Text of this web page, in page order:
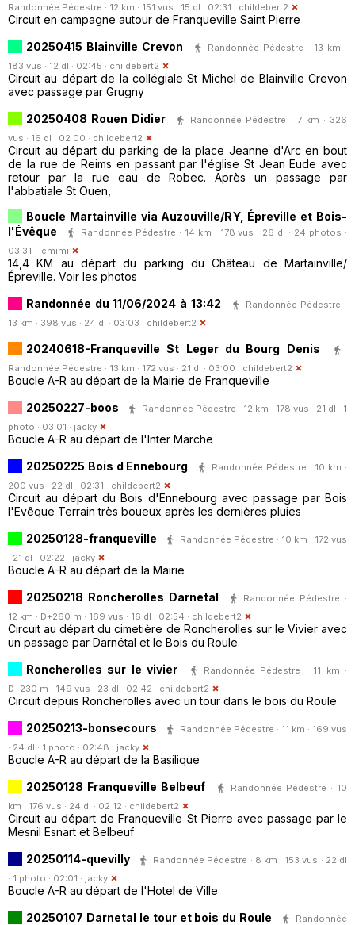
Randonnée Pédestre · 12 km · 151 vus · 15 dl · 02:31 · childebert2
Circuit en campagne autour de Franqueville Saint Pierre
20250415 Blainville Crevon
Randonnée Pédestre · 13 km ·
183 vus · 12 dl · 02:45 · childebert2
Circuit au départ de la collégiale St Michel de Blainville Crevon
avec passage par Grugny
20250408 Rouen Didier
Randonnée Pédestre · 7 km · 326
vus · 16 dl · 02:00 · childebert2
Circuit au départ du parking de la place Jeanne d'Arc en bout
de la rue de Reims en passant par l'église St Jean Eude avec
retour par la rue eau de Robec. Après un passage par
l'abbatiale St Ouen,
Boucle Martainville via Auzouville/RY, Épreville et Bois-
l'Évêque
Randonnée Pédestre · 14 km · 178 vus · 26 dl · 24 photos ·
03:31 · lemimi
14,4 KM au départ du parking du Château de Martainville/
Épreville. Voir les photos
Randonnée du 11/06/2024 à 13:42
Randonnée Pédestre ·
13 km · 398 vus · 24 dl · 03:03 · childebert2
20240618-Franqueville St Leger du Bourg Denis
Randonnée Pédestre · 13 km · 172 vus · 21 dl · 03:00 · childebert2
Boucle A-R au départ de la Mairie de Franqueville
20250227-boos
Randonnée Pédestre · 12 km · 178 vus · 21 dl · 1
photo · 03:01 · jacky
Boucle A-R au départ de l'Inter Marche
20250225 Bois d Ennebourg
Randonnée Pédestre · 10 km ·
200 vus · 22 dl · 02:31 · childebert2
Circuit au départ du Bois d'Ennebourg avec passage par Bois
l'Evêque Terrain très boueux après les dernières pluies
20250128-franqueville
Randonnée Pédestre · 10 km · 172 vus
· 21 dl · 02:22 · jacky
Boucle A-R au départ de la Mairie
20250218 Roncherolles Darnetal
Randonnée Pédestre ·
12 km · D+260 m · 169 vus · 16 dl · 02:54 · childebert2
Circuit au départ du cimetière de Roncherolles sur le Vivier avec
un passage par Darnétal et le Bois du Roule
Roncherolles sur le vivier
Randonnée Pédestre · 11 km ·
D+230 m · 149 vus · 23 dl · 02:42 · childebert2
Circuit depuis Roncherolles avec un tour dans le bois du Roule
20250213-bonsecours
Randonnée Pédestre · 11 km · 169 vus
· 24 dl · 1 photo · 02:48 · jacky
Boucle A-R au départ de la Basilique
20250128 Franqueville Belbeuf
Randonnée Pédestre · 10
km · 176 vus · 24 dl · 02:12 · childebert2
Circuit au départ de Franqueville St Pierre avec passage par le
Mesnil Esnart et Belbeuf
20250114-quevilly
Randonnée Pédestre · 8 km · 153 vus · 22 dl
· 1 photo · 02:01 · jacky
Boucle A-R au départ de l'Hotel de Ville
20250107 Darnetal le tour et bois du Roule
Randonnée